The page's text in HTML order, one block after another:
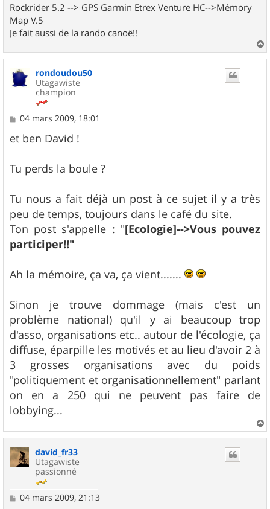
Rockrider 5.2 --> GPS Garmin Etrex Venture HC-->Mémory
Map V.5
Je fait aussi de la rando canoë!!
a
u
rondoudou50
Utagawiste
champion
M
s
s
g
e
04 mars 2009, 18:01
et ben David !
Tu perds la boule ?
Tu nous a fait déjà un post à ce sujet il y a très
peu de temps, toujours dans le café du site.
Ton post s'appelle : "[Ecologie]-->Vous pouvez
participer!!"
Ah la mémoire, ça va, ça vient.......
Sinon je trouve dommage (mais c'est un
problème national) qu'il y ai beaucoup trop
d'asso, organisations etc.. autour de l'écologie, ça
diffuse, éparpille les motivés et au lieu d'avoir 2 à
3 grosses organisations avec du poids
"politiquement et organisationnellement" parlant
on en a 250 qui ne peuvent pas faire de
lobbying...
a
david_fr33
Utagawiste
passionné
M
04 mars 2009, 21:13